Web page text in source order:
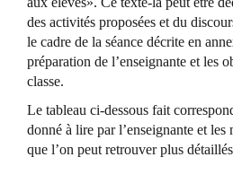
des activités proposées et du
le cadre de la séance décrite en
préparation de l’enseignante et les
classe.
Le tableau ci-dessous fait
donné à lire par l’enseignante et les
que l’on peut retrouver plus